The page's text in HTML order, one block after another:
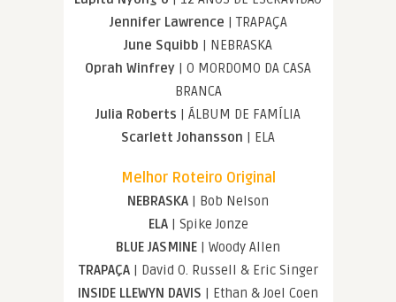
Jennifer Lawrence | TRAPAÇA
June Squibb | NEBRASKA
Oprah Winfrey | O MORDOMO DA CASA
BRANCA
Julia Roberts | ÁLBUM DE FAMÍLIA
Scarlett Johansson | ELA
Melhor Roteiro Original
NEBRASKA | Bob Nelson
ELA| Spike Jonze
BLUE JASMINE | Woody Allen
TRAPAÇA| David O. Russell & Eric Singer
INSIDE LLEWYN DAVIS | Ethan & Joel Coen